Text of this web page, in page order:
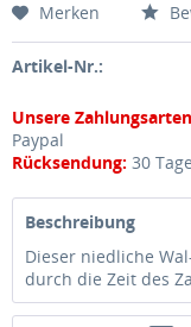
Merken
Artikel-Nr.:
Unsere
Paypal
Rücksendung: 30
Beschreibung
Dieser niedliche
durch die Zeit des